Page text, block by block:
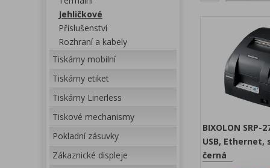
Jehličkové
Příslušenství
Rozhraní a kabely
Tiskárny mobilní
Tiskárny etiket
Tiskárny Linerless
Tiskové mechanismy
Pokladní zásuvky
Zákaznické displeje
BIXOLON SRP-
USB, Ethernet,
černá